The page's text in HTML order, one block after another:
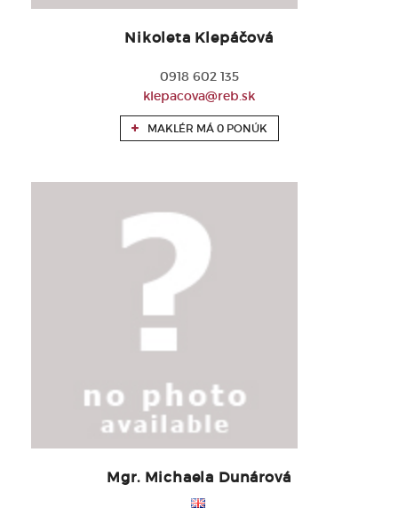
Nikoleta Klepáčová
0918 602 135
klepacova@reb.sk
MAKLÉR MÁ 0 PONÚK
Mgr. Michaela Dunárová